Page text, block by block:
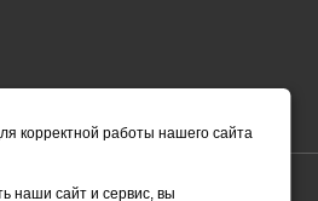
носят справочный характер и не
корректной работы нашего сайта
наши сайт и сервис, вы